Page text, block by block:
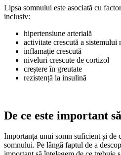
Lipsa somnului este asociată cu
inclusiv:
hipertensiune arterială
activitate crescută a sistemului
inflamație crescută
niveluri crescute de cortizol
creștere în greutate
rezistență la insulină
De ce este important
Importanța unui somn suficient și de
somnului. Pe lângă faptul de a